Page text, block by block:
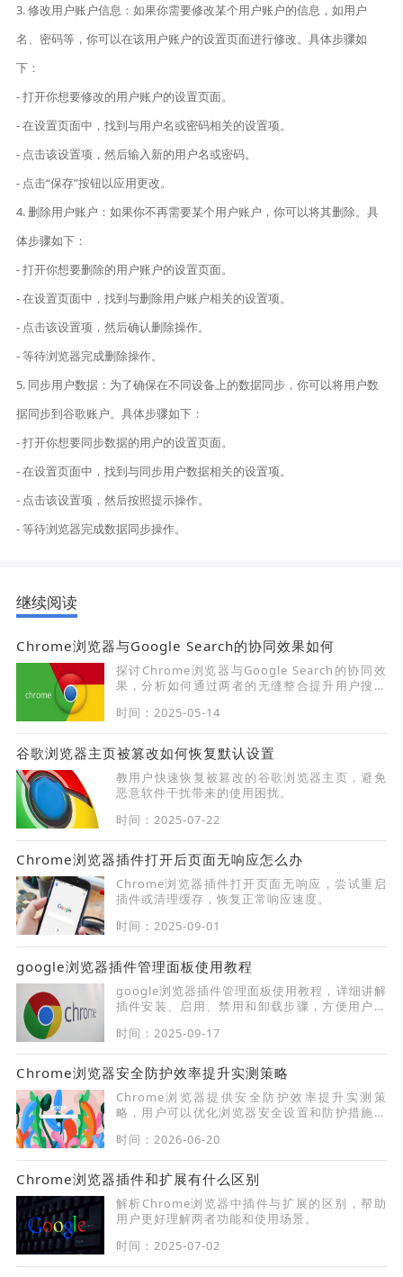
3. 修改用户账户信息：如果你需要修改某个用户账户的信息，如用户
名、密码等，你可以在该用户账户的设置页面进行修改。具体步骤如
下：
- 打开你想要修改的用户账户的设置页面。
- 在设置页面中，找到与用户名或密码相关的设置项。
- 点击该设置项，然后输入新的用户名或密码。
- 点击“保存”按钮以应用更改。
4. 删除用户账户：如果你不再需要某个用户账户，你可以将其删除。具
体步骤如下：
- 打开你想要删除的用户账户的设置页面。
- 在设置页面中，找到与删除用户账户相关的设置项。
- 点击该设置项，然后确认删除操作。
- 等待浏览器完成删除操作。
5. 同步用户数据：为了确保在不同设备上的数据同步，你可以将用户数
据同步到谷歌账户。具体步骤如下：
- 打开你想要同步数据的用户的设置页面。
- 在设置页面中，找到与同步用户数据相关的设置项。
- 点击该设置项，然后按照提示操作。
- 等待浏览器完成数据同步操作。
继续阅读
Chrome浏览器与Google Search的协同效果如何
探讨Chrome浏览器与Google Search的协同效
果，分析如何通过两者的无缝整合提升用户搜索
时间：2025-05-14
谷歌浏览器主页被篡改如何恢复默认设置
教用户快速恢复被篡改的谷歌浏览器主页，避免
恶意软件干扰带来的使用困扰。
时间：2025-07-22
Chrome浏览器插件打开后页面无响应怎么办
Chrome浏览器插件打开页面无响应，尝试重启
插件或清理缓存，恢复正常响应速度。
时间：2025-09-01
google浏览器插件管理面板使用教程
google浏览器插件管理面板使用教程，详细讲解
插件安装、启用、禁用和卸载步骤，方便用户高
时间：2025-09-17
Chrome浏览器安全防护效率提升实测策略
Chrome浏览器提供安全防护效率提升实测策
略，用户可以优化浏览器安全设置和防护措施，
率。
时间：2026-06-20
Chrome浏览器插件和扩展有什么区别
解析Chrome浏览器中插件与扩展的区别，帮助
用户更好理解两者功能和使用场景。
时间：2025-07-02